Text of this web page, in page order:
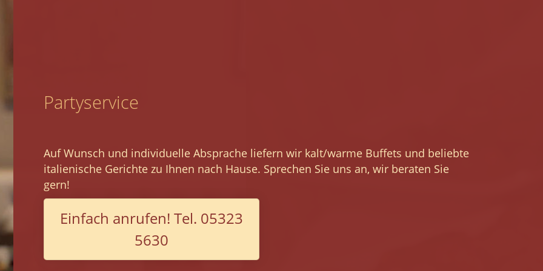
Partyservice
Auf Wunsch und individuelle Absprache liefern wir kalt/warme Buffets und beliebte
italienische Gerichte zu Ihnen nach Hause. Sprechen Sie uns an, wir beraten Sie
gern!
Einfach anrufen! Tel. 05323
5630